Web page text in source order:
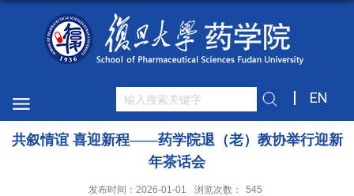
EN
共叙情谊 喜迎新程——药学院退（老）教协举行迎新
年茶话会
发布时间：2026-01-01 浏览次数： 545